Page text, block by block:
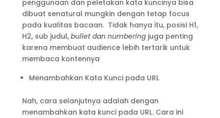
penggunaan dan peletakan kata kuncinya bisa
dibuat senatural mungkin dengan tetap focus
pada kualitas bacaan. Tidak hanya itu, posisi H1,
H2, sub judul, bullet dan numberingjuga penting
karena membuat audience lebih tertarik untuk
membaca kontennya
Menambahkan Kata Kunci pada URL
Nah, cara selanjutnya adalah dengan
menambahkan kata kunci pada URL. Cara ini